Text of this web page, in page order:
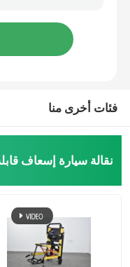
نقالة سيارة إسعاف
كرسي نقالة درج
نقالة الإنقاذ في
سرير مستشفى
فئات أخرى منا
نقالة سيارة إسعاف